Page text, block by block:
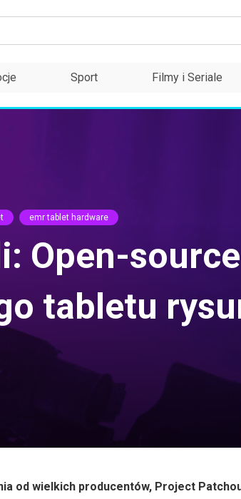
Sport Filmy i Seriale
emr tablet hardware
Open-
tabletu
od wielkich producentów, Project